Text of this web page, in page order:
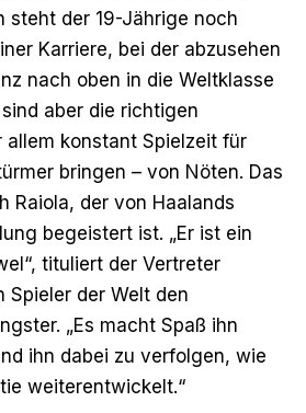
steht der 19-Jährige noch
Karriere, bei der abzusehen
nach oben in die Weltklasse
aber die richtigen
allem konstant Spielzeit für
bringen – von Nöten. Das
Raiola, der von Haalands
begeistert ist. „Er ist ein
tituliert der Vertreter
Spieler der Welt den
„Es macht Spaß ihn
ihn dabei zu verfolgen, wie
weiterentwickelt.“